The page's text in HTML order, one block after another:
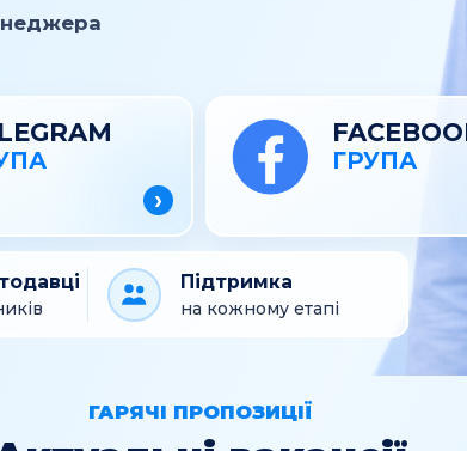
›
ГРУПА
Підтримка
на кожному етапі
ГАРЯЧІ ПРОПОЗИЦІЇ